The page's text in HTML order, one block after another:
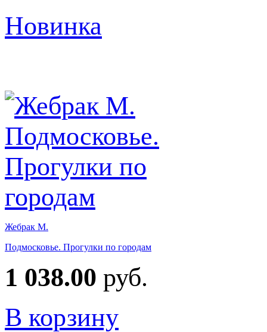
Новинка
Жебрак М.
Подмосковье. Прогулки по городам
1 038.00 руб.
В корзину